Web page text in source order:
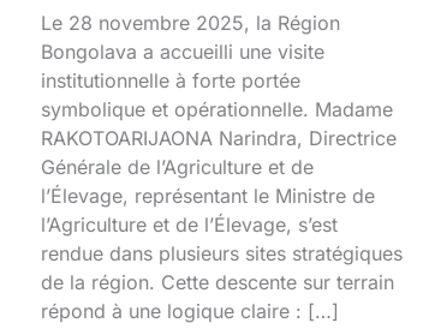
Le 28 novembre 2025, la Région
Bongolava a accueilli une visite
institutionnelle à forte portée
symbolique et opérationnelle. Madame
RAKOTOARIJAONA Narindra, Directrice
Générale de l’Agriculture et de
l’Élevage, représentant le Ministre de
l’Agriculture et de l’Élevage, s’est
rendue dans plusieurs sites stratégiques
de la région. Cette descente sur terrain
répond à une logique claire : […]